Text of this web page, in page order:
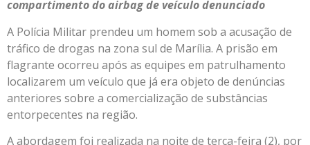
compartimento do airbag de veículo denunciado
A Polícia Militar prendeu um homem sob a acusação de
tráfico de drogas na zona sul de Marília. A prisão em
flagrante ocorreu após as equipes em patrulhamento
localizarem um veículo que já era objeto de denúncias
anteriores sobre a comercialização de substâncias
entorpecentes na região.
A abordagem foi realizada na noite de terça-feira (2), por